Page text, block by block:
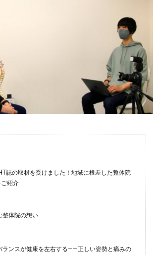
誌の取材を受けました！地域に根差した整体院
ご紹介
整体院の想い
ランスが健康を左右する——正しい姿勢と痛みの